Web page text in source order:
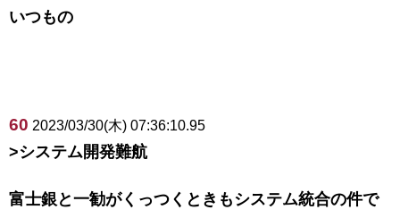
いつもの
60 2023/03/30(木) 07:36:10.95
>システム開発難航
富士銀と一勧がくっつくときもシステム統合の件で